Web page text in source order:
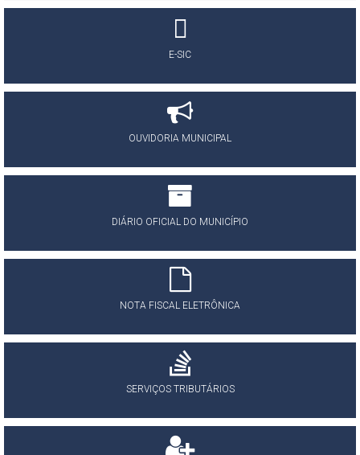
E-SIC
OUVIDORIA MUNICIPAL
DIÁRIO OFICIAL DO MUNICÍPIO
NOTA FISCAL ELETRÔNICA
SERVIÇOS TRIBUTÁRIOS